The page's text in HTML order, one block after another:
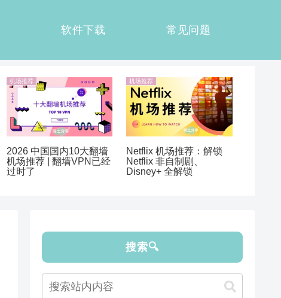
软件下载 常见问题
机场推荐
2026 中国国内10大翻墙
机场推荐 | 翻墙VPN已经
过时了
机场推荐
Netflix 机场推荐：解锁
Netflix 非自制剧、
Disney+ 全解锁
搜索🔍